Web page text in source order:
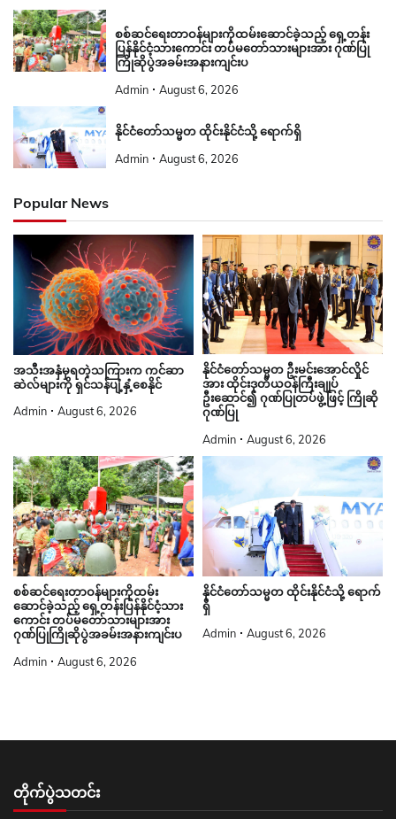
စစ်ဆင်ရေးတာဝန်များကိုထမ်းဆောင်ခဲ့သည့် ရှေ့တန်း
ပြန်နိုင်ငံ့သားကောင်း တပ်မတော်သားများအား ဂုဏ်ပြု
ကြိုဆိုပွဲအခမ်းအနားကျင်းပ
Admin August 6, 2026
နိုင်ငံတော်သမ္မတ ထိုင်းနိုင်ငံသို့ ရောက်ရှိ
Admin August 6, 2026
Popular News
အသီးအနှံမှရတဲ့သကြားက ကင်ဆာ
ဆဲလ်များကို ရှင်သန်ပျံ့နှံ့စေနိုင်
Admin August 6, 2026
နိုင်ငံတော်သမ္မတ ဦးမင်းအောင်လှိုင်
အား ထိုင်းဒုတိယဝန်ကြီးချုပ်
ဦးဆောင်၍ ဂုဏ်ပြုတပ်ဖွဲ့ဖြင့် ကြိုဆို
ဂုဏ်ပြု
Admin August 6, 2026
စစ်ဆင်ရေးတာဝန်များကိုထမ်း
ဆောင်ခဲ့သည့် ရှေ့တန်းပြန်နိုင်ငံ့သား
ကောင်း တပ်မတော်သားများအား
ဂုဏ်ပြုကြိုဆိုပွဲအခမ်းအနားကျင်းပ
Admin August 6, 2026
နိုင်ငံတော်သမ္မတ ထိုင်းနိုင်ငံသို့ ရောက်
ရှိ
Admin August 6, 2026
တိုက်ပွဲသတင်း